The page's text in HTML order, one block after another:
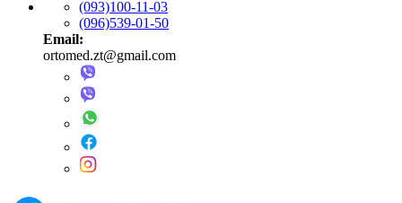
(093)100-11-03
(096)539-01-50
Email:
ortomed.zt@gmail.com